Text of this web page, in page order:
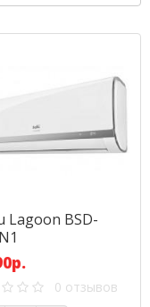
Lagoon BSD-
0 отзывов